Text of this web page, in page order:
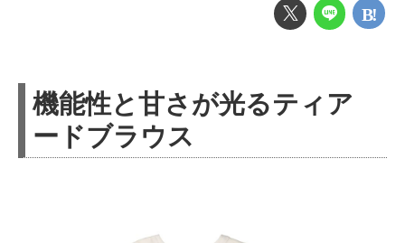
機能性と甘さが光るティア
ードブラウス